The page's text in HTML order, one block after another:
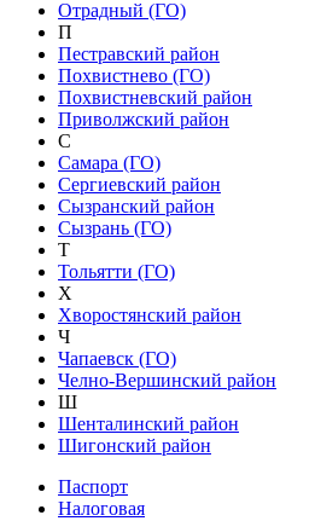
Отрадный (ГО)
П
Пестравский район
Похвистнево (ГО)
Похвистневский район
Приволжский район
С
Самара (ГО)
Сергиевский район
Сызранский район
Сызрань (ГО)
Т
Тольятти (ГО)
Х
Хворостянский район
Ч
Чапаевск (ГО)
Челно-Вершинский район
Ш
Шенталинский район
Шигонский район
Паспорт
Налоговая